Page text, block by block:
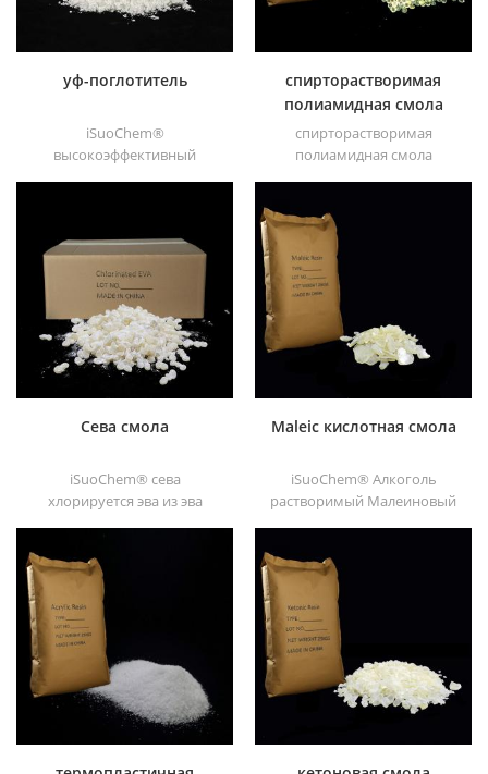
уф-поглотитель
iSuoChem®
высокоэффективный
летучестью, хорошей
ультрафиолетовой
абсорбцией, подходит для
ПК, домашних животных,
пом, полиамида,
полипропилена,
термопластичного
полиуретана и полиуретана
спирторастворимая
полиамидная смола
спирторастворимая
полиамидная смола
спирторастворимую
полиамидную смолу
различных типов,
например, DT610, DT610A,
DT610H и dt6245
Сева смола
iSuoChem® сева
хлорируется эва из эва
органическом
растворителе, таком как
толуол, сложный эфир и т. д.
Maleic кислотная смола
iSuoChem® Алкоголь
растворимый Малеиновый
смешанном растворителе
толуола и спирта или
алкоголями растворитель.
Он предлагает высокий
блеск и быстрый сушка.